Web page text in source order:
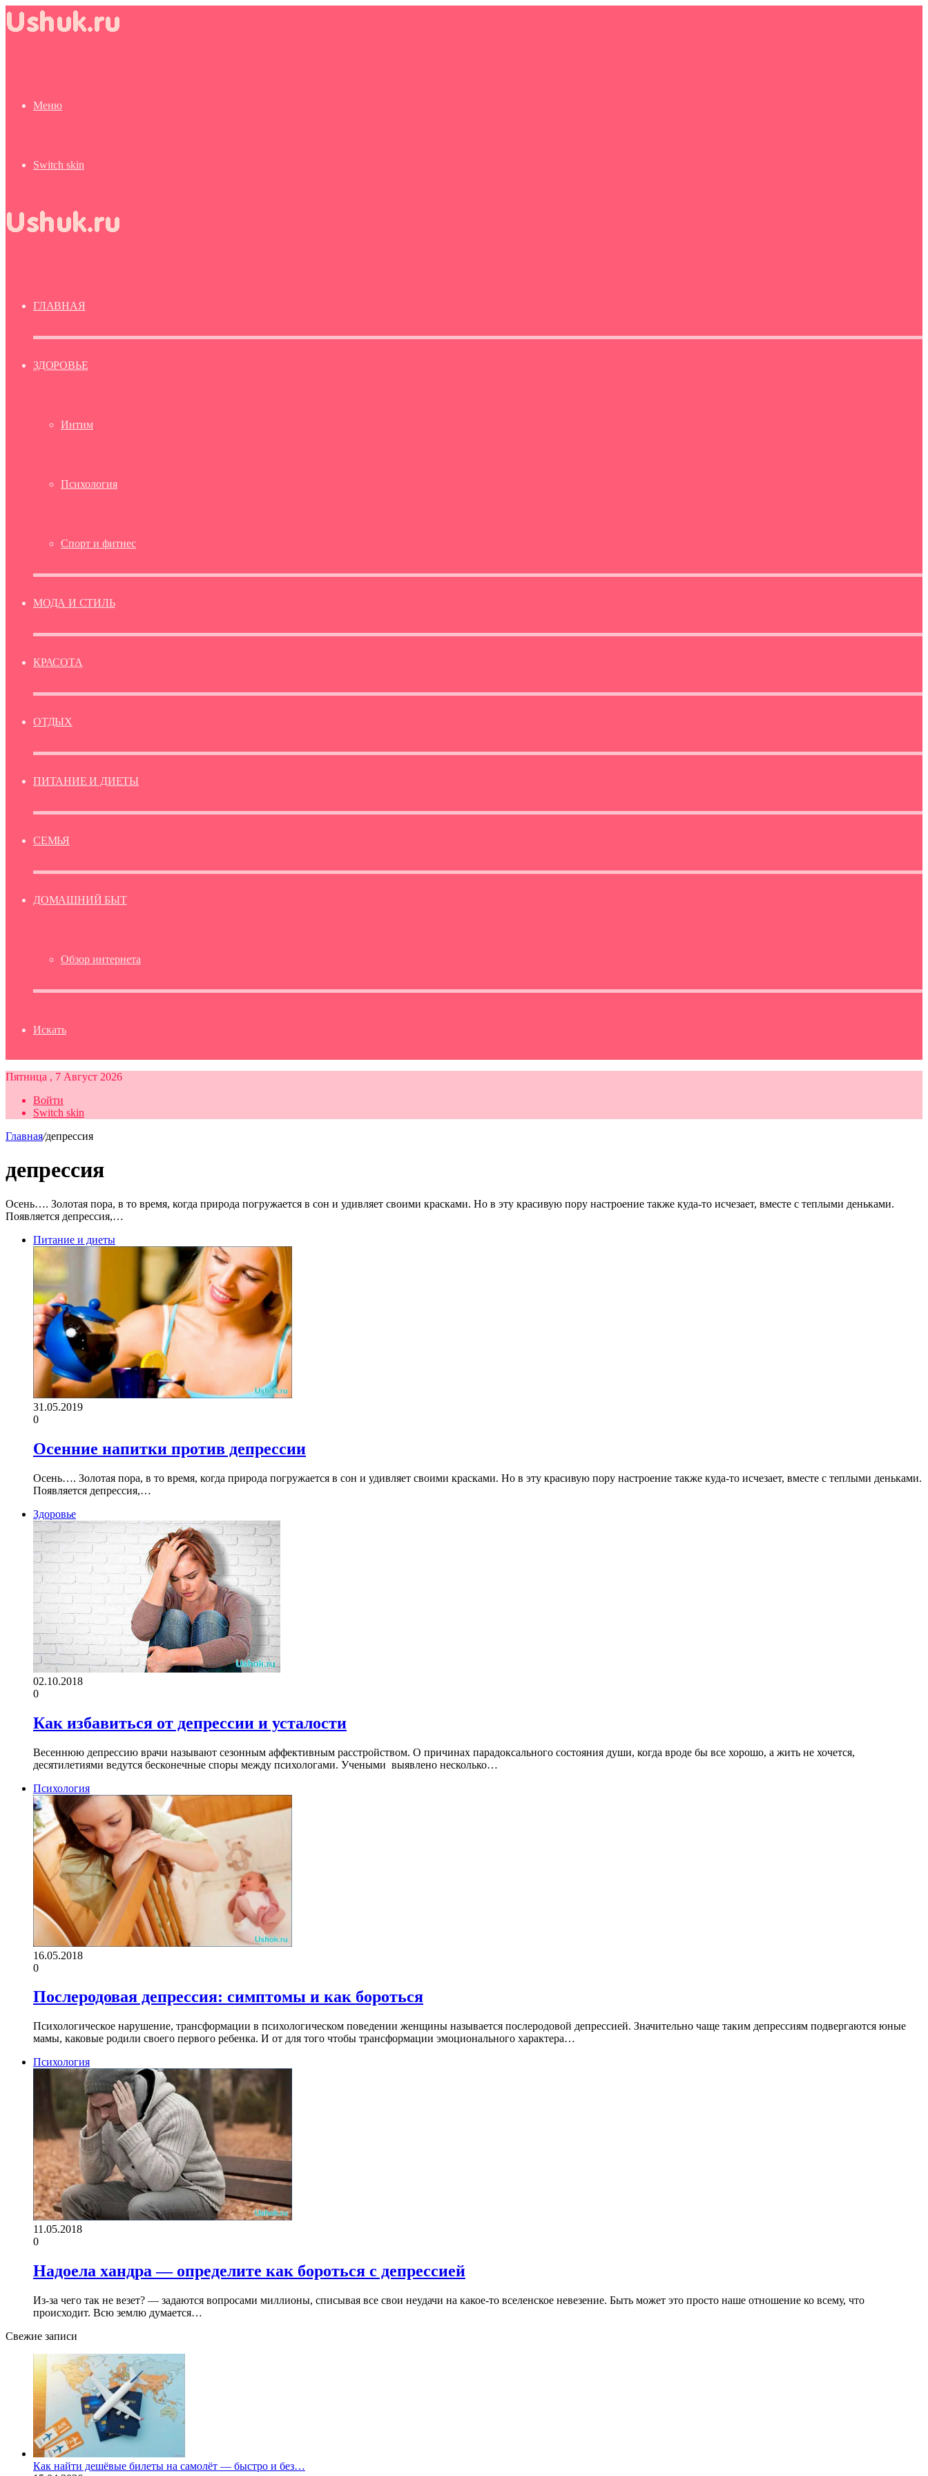
Меню
Switch skin
ГЛАВНАЯ
ЗДОРОВЬЕ
Интим
Психология
Спорт и фитнес
МОДА И СТИЛЬ
КРАСОТА
ОТДЫХ
ПИТАНИЕ И ДИЕТЫ
СЕМЬЯ
ДОМАШНИЙ БЫТ
Обзор интернета
Искать
Пятница , 7 Август 2026
Войти
Switch skin
Главная/депрессия
депрессия
Осень…. Золотая пора, в то время, когда природа погружается в сон и удивляет своими красками. Но в эту красивую пору настроение также куда-то исчезает, вместе с теплыми деньками.
Появляется депрессия,…
Питание и диеты
31.05.2019
0
Осенние напитки против депрессии
Осень…. Золотая пора, в то время, когда природа погружается в сон и удивляет своими красками. Но в эту красивую пору настроение также куда-то исчезает, вместе с теплыми деньками.
Появляется депрессия,…
Здоровье
02.10.2018
0
Как избавиться от депрессии и усталости
Весеннюю депрессию врачи называют сезонным аффективным расстройством. О причинах парадоксального состояния души, когда вроде бы все хорошо, а жить не хочется,
десятилетиями ведутся бесконечные споры между психологами. Учеными выявлено несколько…
Психология
16.05.2018
0
Послеродовая депрессия: симптомы и как бороться
Психологическое нарушение, трансформации в психологическом поведении женщины называется послеродовой депрессией. Значительно чаще таким депрессиям подвергаются юные
мамы, каковые родили своего первого ребенка. И от для того чтобы трансформации эмоционального характера…
Психология
11.05.2018
0
Надоела хандра — определите как бороться с депрессией
Из-за чего так не везет? — задаются вопросами миллионы, списывая все свои неудачи на какое-то вселенское невезение. Быть может это просто наше отношение ко всему, что
происходит. Всю землю думается…
Свежие записи
Как найти дешёвые билеты на самолёт — быстро и без…